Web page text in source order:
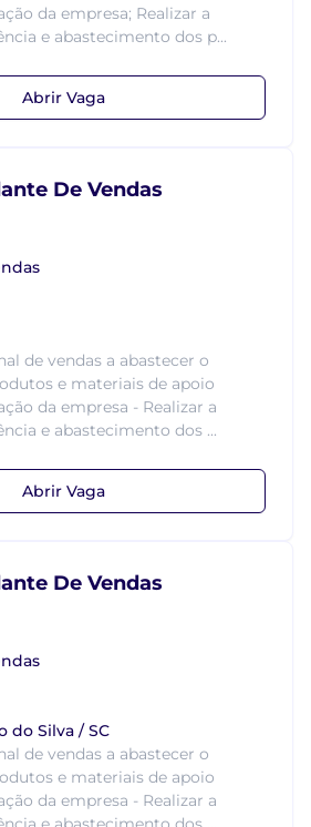
da empresa; Realizar a
e abastecimento dos p...
Abrir Vaga
De Vendas
de vendas a abastecer o
e materiais de apoio
da empresa - Realizar a
e abastecimento dos ...
Abrir Vaga
De Vendas
do Silva / SC
de vendas a abastecer o
e materiais de apoio
da empresa - Realizar a